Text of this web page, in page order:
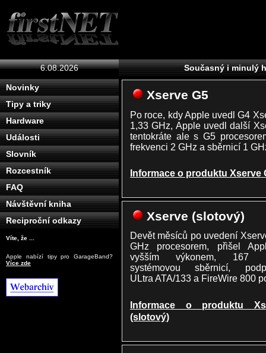
6.08.2026
Novinky
Tipy a triky
Hardware
Události
Slovník
Rozcestník
FAQ
Návštěvní kniha
Reciproční odkazy
Víte, že ...
Apple nabízí tipy pro GarageBand?
Více zde
Současný i minulý
Xserve G5
Po roce, kdy Apple uvedl G4
1,33 GHz, Apple uvedl další
tentokráte ale s G5
frekvenci 2 GHz a sběrnicí 1
Informace o produktu Xserve
Xserve (slotový)
Devět měsíců po uvedení
GHz procesorem, přišel
vyšším výkonem, 167
systémovou sběrnicí,
ULtra ATA/133 a FireWire 800
Informace o produktu
(slotový)